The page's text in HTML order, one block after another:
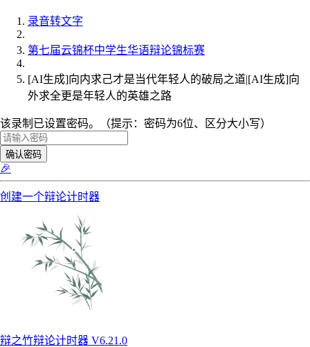
录音转文字
第七届云锦杯中学生华语辩论锦标赛
[AI生成]向内求己才是当代年轻人的破局之道|[AI生成]向
外求全更是年轻人的英雄之路
该录制已设置密码。（提示：密码为6位、区分大小写）
确认密码
🎉
创建一个辩论计时器
辩之竹辩论计时器 V6.21.0